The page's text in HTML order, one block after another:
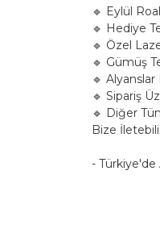
🔹 Eylül
🔹 Hediye
🔹 Özel
🔹 Gümüş
🔹
🔹 Sipariş
🔹 Diğer
Bize
- Türkiye'de